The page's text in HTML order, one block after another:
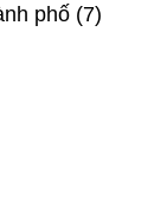
phố (7)